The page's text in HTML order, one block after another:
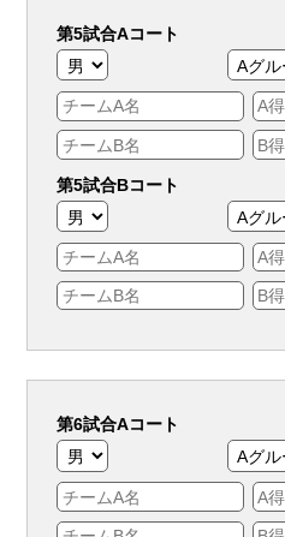
第5試合Aコート
第5試合Bコート
第6試合Aコート